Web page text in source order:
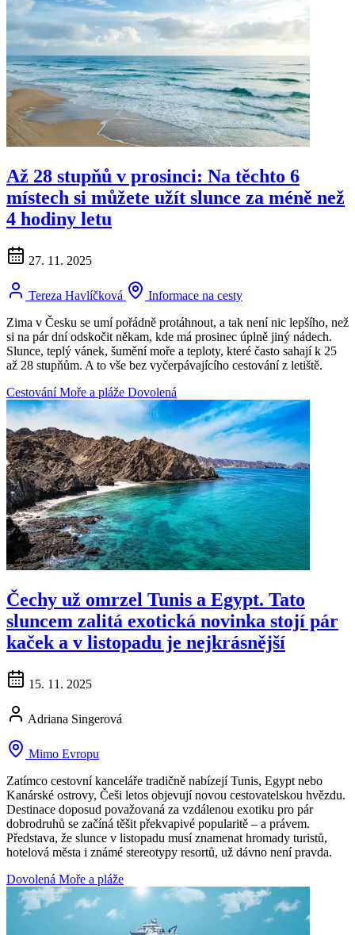
Až 28 stupňů v prosinci: Na těchto 6
místech si můžete užít slunce za méně než
4 hodiny letu
27. 11. 2025
Tereza Havlíčková
Informace na cesty
Zima v Česku se umí pořádně protáhnout, a tak není nic lepšího, než
si na pár dní odskočit někam, kde má prosinec úplně jiný nádech.
Slunce, teplý vánek, šumění moře a teploty, které často sahají k 25
až 28 stupňům. A to vše bez vyčerpávajícího cestování z letiště.
CestováníMoře a pláže Dovolená
Čechy už omrzel Tunis a Egypt. Tato
sluncem zalitá exotická novinka stojí pár
kaček a v listopadu je nejkrásnější
15. 11. 2025
Adriana Singerová
Mimo Evropu
Zatímco cestovní kanceláře tradičně nabízejí Tunis, Egypt nebo
Kanárské ostrovy, Češi letos objevují novou cestovatelskou hvězdu.
Destinace doposud považovaná za vzdálenou exotiku pro pár
dobrodruhů se začíná těšit překvapivé popularitě – a právem.
Představa, že slunce v listopadu musí znamenat hromady turistů,
hotelová města i známé stereotypy resortů, už dávno není pravda.
Dovolená Moře a pláže